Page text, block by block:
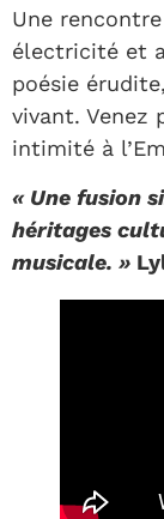
Une
électricité et
poésie
vivant. Venez
intimité à
« Une fusion
héritages
musicale. »